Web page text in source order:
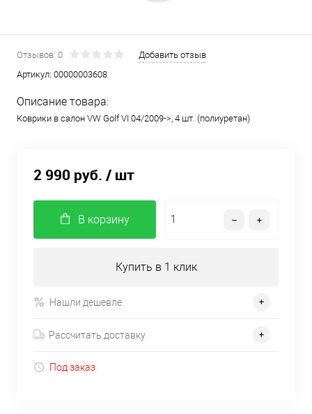
Отзывов: 0
Добавить отзыв
Артикул: 00000003608
Описание товара:
Коврики в салон VW Golf VI 04/2009->, 4 шт. (полиуретан)
2 990 руб. / шт
В корзину
Купить в 1 клик
Нашли дешевле
Рассчитать доставку
Под заказ